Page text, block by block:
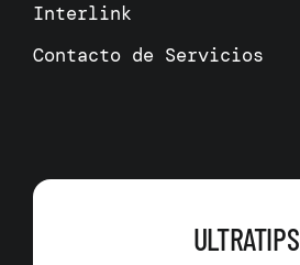
Interlink
Contacto de Servicios
ULTRATIPS